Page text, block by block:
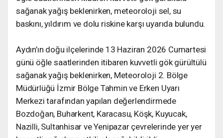
sağanak yağış beklenirken, meteoroloji sel, su
baskını, yıldırım ve dolu riskine karşı uyarıda bulundu.
Aydın’ın doğu ilçelerinde 13 Haziran 2026 Cumartesi
günü öğle saatlerinden itibaren kuvvetli gök gürültülü
sağanak yağış beklenirken, Meteoroloji 2. Bölge
Müdürlüğü İzmir Bölge Tahmin ve Erken Uyarı
Merkezi tarafından yapılan değerlendirmede
Bozdoğan, Buharkent, Karacasu, Köşk, Kuyucak,
Nazilli, Sultanhisar ve Yenipazar çevrelerinde yer yer